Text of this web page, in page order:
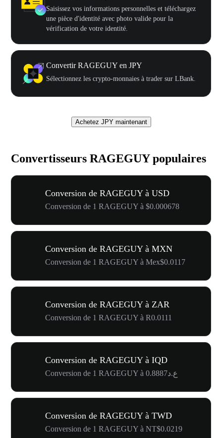
Saisissez vos informations personnelles et téléchargez
une pièce d'identité avec photo valide pour la
vérification de votre identité.
Convertir RAGEGUY en JPY
Sélectionnez les crypto-monnaies à trader sur LBank.
Achetez JPY maintenant
Convertisseurs RAGEGUY populaires
Conversion de RAGEGUY à USD
Conversion de 1 RAGEGUY à $0.000678
Conversion de RAGEGUY à MXN
Conversion de 1 RAGEGUY à Mex$0.0117
Conversion de RAGEGUY à ZAR
Conversion de 1 RAGEGUY à R0.0111
Conversion de RAGEGUY à IQD
Conversion de 1 RAGEGUY à ع.د0.8887
Conversion de RAGEGUY à TWD
Conversion de 1 RAGEGUY à NT$0.0219